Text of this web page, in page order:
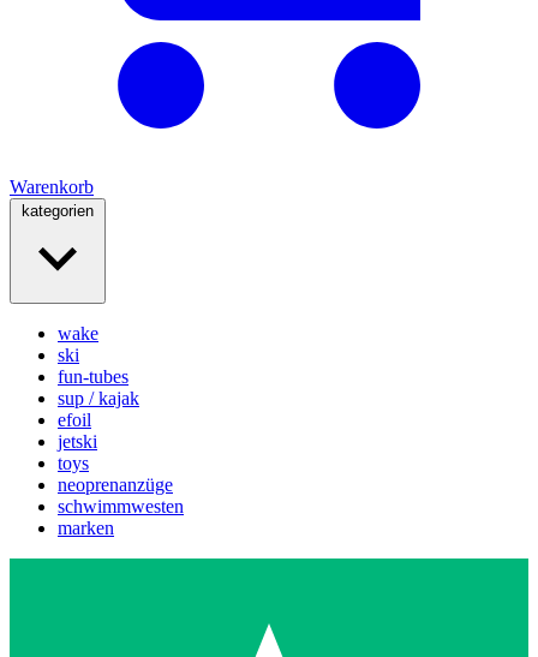
Warenkorb
kategorien
wake
ski
fun-tubes
sup / kajak
efoil
jetski
toys
neoprenanzüge
schwimmwesten
marken